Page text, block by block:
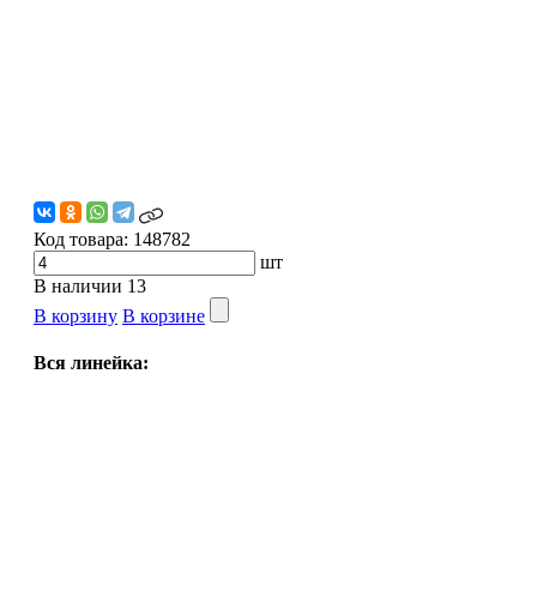
Код товара: 148782
шт
В наличии 13
В корзину В корзине
Вся линейка: